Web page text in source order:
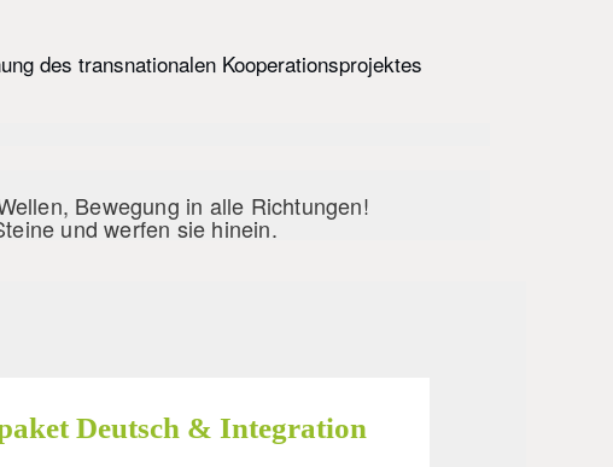
des transnationalen Kooperationsprojektes
Bewegung in alle Richtungen!
und werfen sie hinein.
Deutsch & Integration